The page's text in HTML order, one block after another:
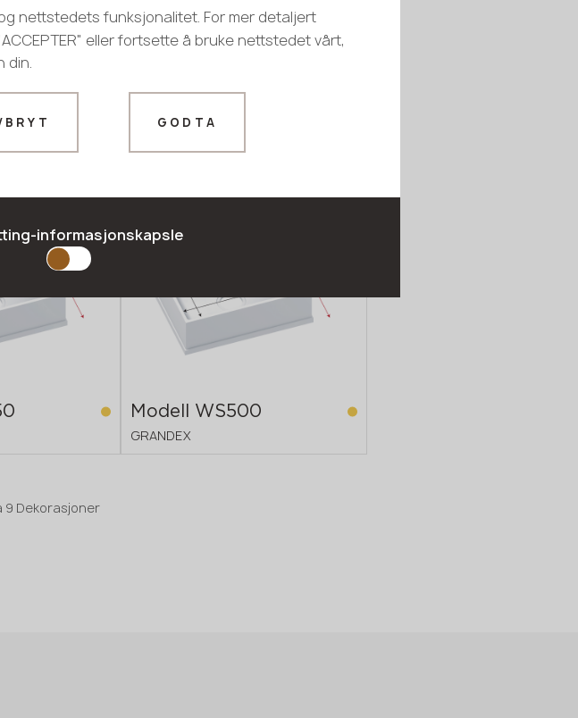
GRANDEX
Modell WS500
GRANDEX
9 Dekorasjoner
deg snart
nettstedets funksjonalitet. For mer detaljert
eller fortsette å bruke nettstedet vårt,
din.
GODTA
informasjonskapsle